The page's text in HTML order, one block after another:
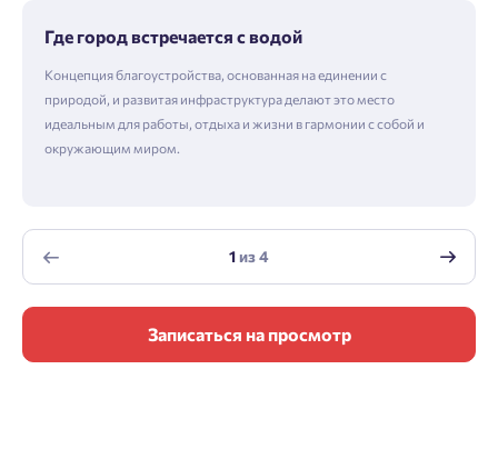
Где город встречается с водой
Концепция благоустройства, основанная на единении с
природой, и развитая инфраструктура делают это место
идеальным для работы, отдыха и жизни в гармонии с собой и
окружающим миром.
1из4
Записаться на просмотр